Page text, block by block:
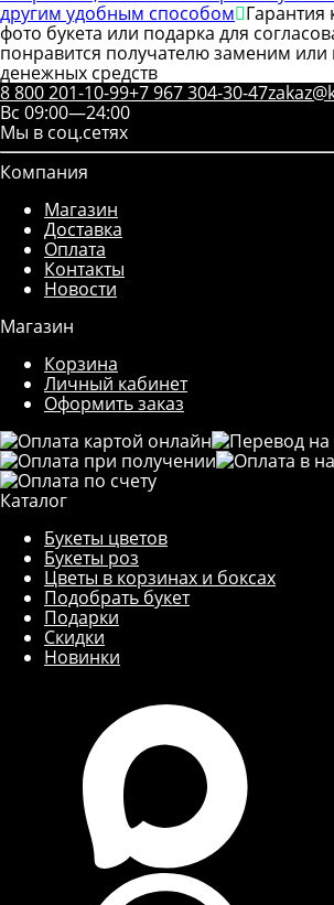
другим удобным способом Гарантия
фото букета или подарка для
понравится получателю заменим или
денежных средств
8 800 201-10-99+7 967 304-30-47
Вс 09:00—24:00
Мы в соц.сетях
Компания
Магазин
Доставка
Оплата
Контакты
Новости
Магазин
Корзина
Личный кабинет
Оформить заказ
Каталог
Букеты цветов
Букеты роз
Цветы в корзинах и боксах
Подобрать букет
Подарки
Скидки
Новинки